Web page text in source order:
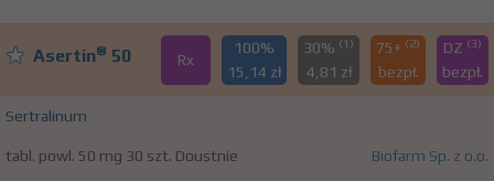
Asertin® 50 Rx
100%
15,14 zł
30% (1)
4,81 zł
75+ (2)
bezpł.
DZ (3)
bezpł.
Sertralinum
tabl. powl. 50 mg 30 szt. Doustnie Biofarm Sp. z o.o.